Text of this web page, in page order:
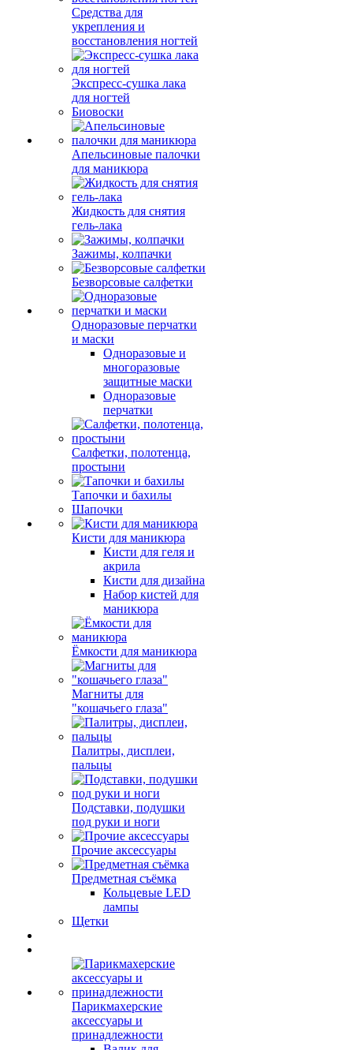
Средства для
укрепления и
восстановления ногтей
Экспресс-сушка лака
для ногтей
Биовоски
Апельсиновые палочки
для маникюра
Жидкость для снятия
гель-лака
Зажимы, колпачки
Безворсовые салфетки
Одноразовые перчатки
и маски
Одноразовые и
многоразовые
защитные маски
Одноразовые
перчатки
Салфетки, полотенца,
простыни
Тапочки и бахилы
Шапочки
Кисти для маникюра
Кисти для геля и
акрила
Кисти для дизайна
Набор кистей для
маникюра
Ёмкости для маникюра
Магниты для
"кошачьего глаза"
Палитры, дисплеи,
пальцы
Подставки, подушки
под руки и ноги
Прочие аксессуары
Предметная съёмка
Кольцевые LED
лампы
Щетки
Парикмахерские
аксессуары и
принадлежности